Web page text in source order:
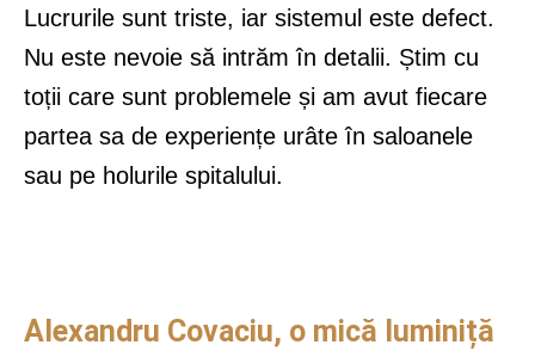
Lucrurile sunt triste, iar sistemul este defect.
Nu este nevoie să intrăm în detalii. Știm cu
toții care sunt problemele și am avut fiecare
partea sa de experiențe urâte în saloanele
sau pe holurile spitalului.
Alexandru Covaciu, o mică luminiță